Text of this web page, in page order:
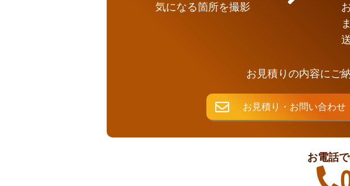
気になる箇所を撮影
お見積りの内容にご
お見積り・お問い合わせ
お電話